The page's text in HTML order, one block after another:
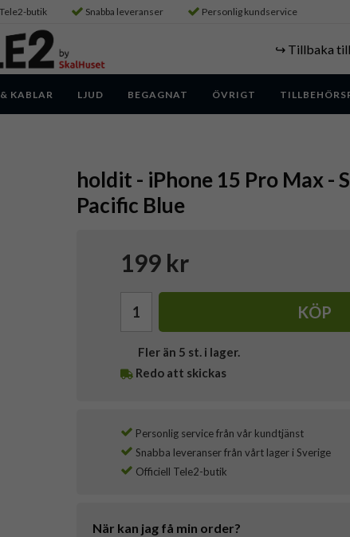
butik Snabba leveranser Personlig kundservice
↪️ Tillbaka till
KABLAR LJUD BEGAGNAT ÖVRIGT
holdit - iPhone 15 Pro Max -
Pacific Blue
199 kr
KÖP
Fler än 5 st. i lager.
Redo att skickas
Personlig service från vår kundtjänst
Snabba leveranser från vårt lager i Sverige
Officiell Tele2-butik
När kan jag få min order?